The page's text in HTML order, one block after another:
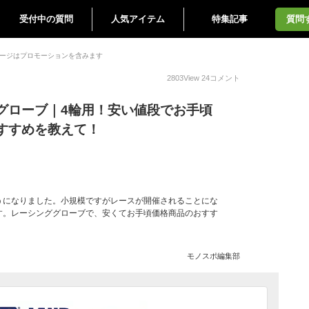
受付中の質問 人気アイテム 特集記事 質問
ジはプロモーションを含みます
2803View 24コメント
ローブ｜4輪用！安い値段でお手頃
すめを教えて！
なりました。小規模ですがレースが開催されることにな
レーシンググローブで、安くてお手頃価格商品のおすす
モノスポ編集部